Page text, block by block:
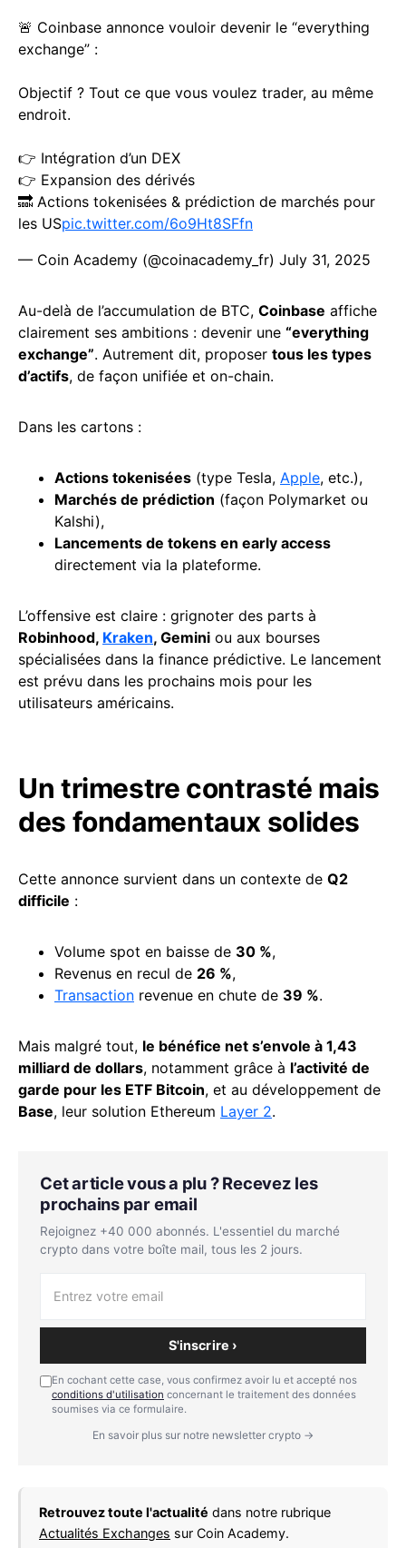
🚨 Coinbase annonce vouloir devenir le “everything
exchange” :
Objectif ? Tout ce que vous voulez trader, au même
endroit.
👉 Intégration d’un DEX
👉 Expansion des dérivés
🔜 Actions tokenisées & prédiction de marchés pour
les USpic.twitter.com/6o9Ht8SFfn
— Coin Academy (@coinacademy_fr) July 31, 2025
Au-delà de l’accumulation de BTC, Coinbase affiche
clairement ses ambitions : devenir une “everything
exchange”. Autrement dit, proposer tous les types
d’actifs, de façon unifiée et on-chain.
Dans les cartons :
Actions tokenisées (type Tesla, Apple, etc.),
Marchés de prédiction (façon Polymarket ou
Kalshi),
Lancements de tokens en early access
directement via la plateforme.
L’offensive est claire : grignoter des parts à
Robinhood, Kraken, Gemini ou aux bourses
spécialisées dans la finance prédictive. Le lancement
est prévu dans les prochains mois pour les
utilisateurs américains.
Un trimestre contrasté mais
des fondamentaux solides
Cette annonce survient dans un contexte de Q2
difficile :
Volume spot en baisse de 30 %,
Revenus en recul de 26 %,
Transaction revenue en chute de 39 %.
Mais malgré tout, le bénéfice net s’envole à 1,43
milliard de dollars, notamment grâce à l’activité de
garde pour les ETF Bitcoin, et au développement de
Base, leur solution Ethereum Layer 2.
Cet article vous a plu ? Recevez les
prochains par email
Rejoignez +40 000 abonnés. L'essentiel du marché
crypto dans votre boîte mail, tous les 2 jours.
S'inscrire ›
En cochant cette case, vous confirmez avoir lu et accepté nos
conditions d'utilisation concernant le traitement des données
soumises via ce formulaire.
En savoir plus sur notre newsletter crypto →
Retrouvez toute l'actualité dans notre rubrique
Actualités Exchanges sur Coin Academy.